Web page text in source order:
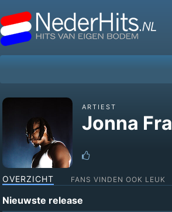
ARTIEST
Jonna
OVERZICHT FANS VINDEN OOK LEUK
Nieuwste release